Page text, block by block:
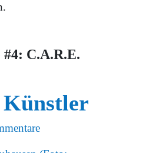
C.A.R.E.
Künstler